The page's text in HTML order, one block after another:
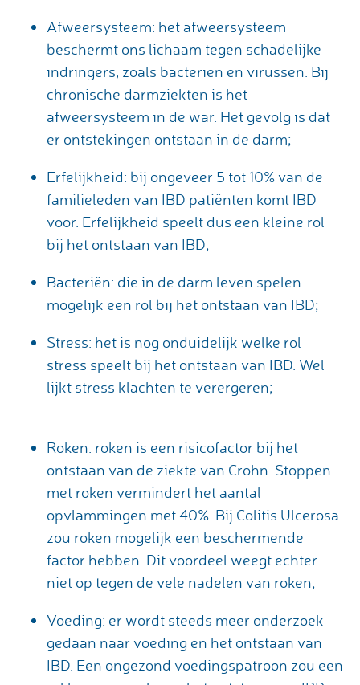
Afweersysteem: het afweersysteem
beschermt ons lichaam tegen schadelijke
indringers, zoals bacteriën en virussen. Bij
chronische darmziekten is het
afweersysteem in de war. Het gevolg is dat
er ontstekingen ontstaan in de darm;
Erfelijkheid: bij ongeveer 5 tot 10% van de
familieleden van IBD patiënten komt IBD
voor. Erfelijkheid speelt dus een kleine rol
bij het ontstaan van IBD;
Bacteriën: die in de darm leven spelen
mogelijk een rol bij het ontstaan van IBD;
Stress: het is nog onduidelijk welke rol
stress speelt bij het ontstaan van IBD. Wel
lijkt stress klachten te verergeren;
Roken: roken is een risicofactor bij het
ontstaan van de ziekte van Crohn. Stoppen
met roken vermindert het aantal
opvlammingen met 40%. Bij Colitis Ulcerosa
zou roken mogelijk een beschermende
factor hebben. Dit voordeel weegt echter
niet op tegen de vele nadelen van roken;
Voeding: er wordt steeds meer onderzoek
gedaan naar voeding en het ontstaan van
IBD. Een ongezond voedingspatroon zou een